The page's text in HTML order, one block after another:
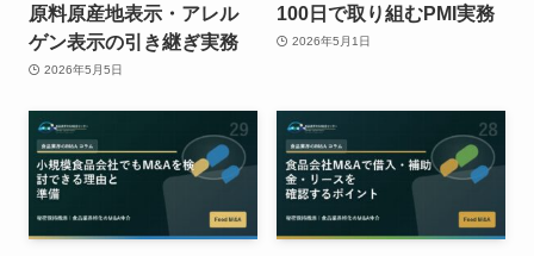
原料原産地表示・アレル
ゲン表示の引き継ぎ実務
2026年5月5日
100日で取り組むPMI実務
2026年5月1日